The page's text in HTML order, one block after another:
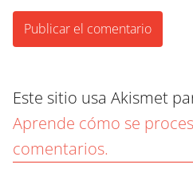
Este sitio usa Akismet
Aprende cómo se
comentarios.